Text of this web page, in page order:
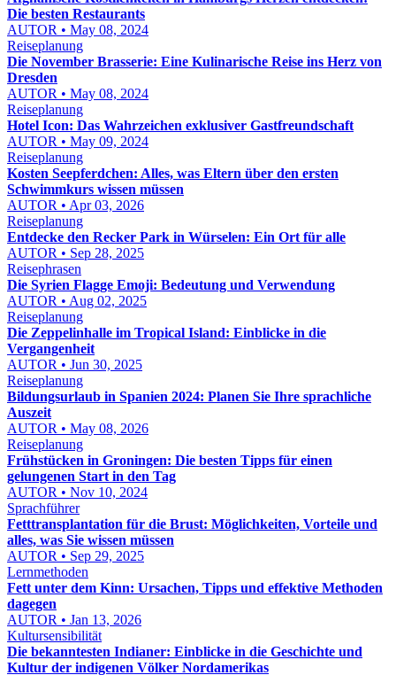
Die besten Restaurants
AUTOR • May 08, 2024
Reiseplanung
Die November Brasserie: Eine Kulinarische Reise ins Herz von
Dresden
AUTOR • May 08, 2024
Reiseplanung
Hotel Icon: Das Wahrzeichen exklusiver Gastfreundschaft
AUTOR • May 09, 2024
Reiseplanung
Kosten Seepferdchen: Alles, was Eltern über den ersten
Schwimmkurs wissen müssen
AUTOR • Apr 03, 2026
Reiseplanung
Entdecke den Recker Park in Würselen: Ein Ort für alle
AUTOR • Sep 28, 2025
Reisephrasen
Die Syrien Flagge Emoji: Bedeutung und Verwendung
AUTOR • Aug 02, 2025
Reiseplanung
Die Zeppelinhalle im Tropical Island: Einblicke in die
Vergangenheit
AUTOR • Jun 30, 2025
Reiseplanung
Bildungsurlaub in Spanien 2024: Planen Sie Ihre sprachliche
Auszeit
AUTOR • May 08, 2026
Reiseplanung
Frühstücken in Groningen: Die besten Tipps für einen
gelungenen Start in den Tag
AUTOR • Nov 10, 2024
Sprachführer
Fetttransplantation für die Brust: Möglichkeiten, Vorteile und
alles, was Sie wissen müssen
AUTOR • Sep 29, 2025
Lernmethoden
Fett unter dem Kinn: Ursachen, Tipps und effektive Methoden
dagegen
AUTOR • Jan 13, 2026
Kultursensibilität
Die bekanntesten Indianer: Einblicke in die Geschichte und
Kultur der indigenen Völker Nordamerikas